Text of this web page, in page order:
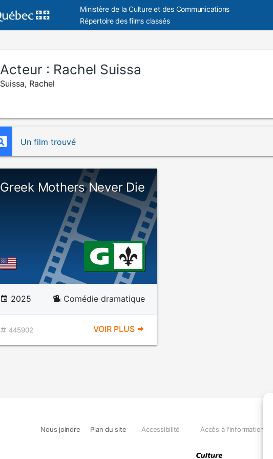
Ministère de la Culture et des Communications
Répertoire des films classés
Acteur : Rachel Suissa
Suissa, Rachel
Un film trouvé
Greek Mothers Never Die
2025 Comédie dramatique
445902 VOIR PLUS
Nous joindre Plan du site Accessibilité Accès à l'information